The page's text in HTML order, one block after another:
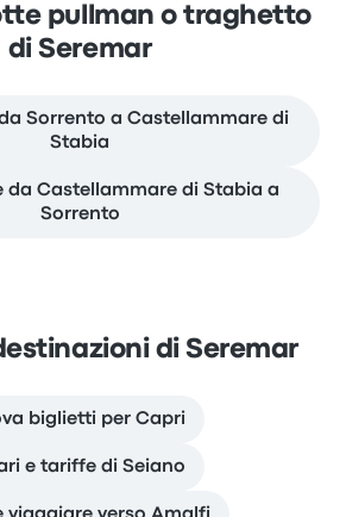
pullman o traghetto
di Seremar
Sorrento a Castellammare di
Stabia
da Castellammare di Stabia a
Sorrento
di Seremar
biglietti per Capri
e tariffe di Seiano